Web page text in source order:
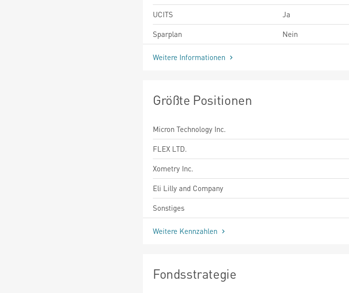
UCITS
Ja
Sparplan
Nein
Weitere Informationen
Größte Positionen
Micron Technology Inc.
FLEX LTD.
Xometry Inc.
Eli Lilly and Company
Sonstiges
Weitere Kennzahlen
Fondsstrategie